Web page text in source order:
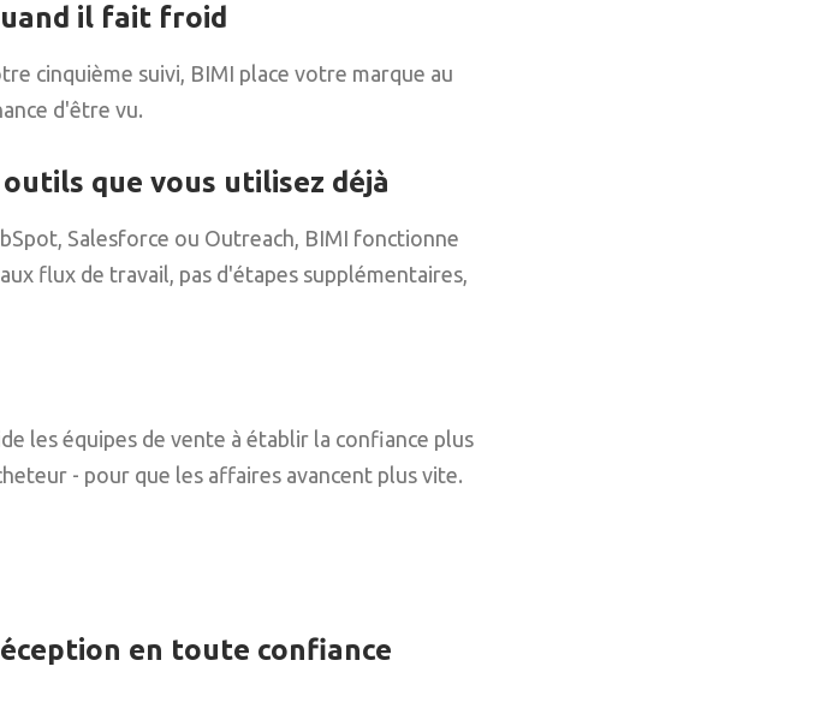
il fait froid
cinquième suivi, BIMI place votre marque au
d'être vu.
que vous utilisez déjà
Salesforce ou Outreach, BIMI fonctionne
flux de travail, pas d'étapes supplémentaires,
les équipes de vente à établir la confiance plus
- pour que les affaires avancent plus vite.
en toute confiance